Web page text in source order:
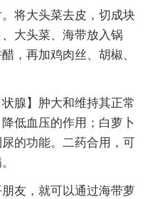
将大头菜去皮，切成块
大头菜、海带放入锅
，再加鸡肉丝、胡椒、
腺】肿大和维持其正常
低血压的作用；白萝卜
的功能。二药合用，可
友，就可以通过海带萝